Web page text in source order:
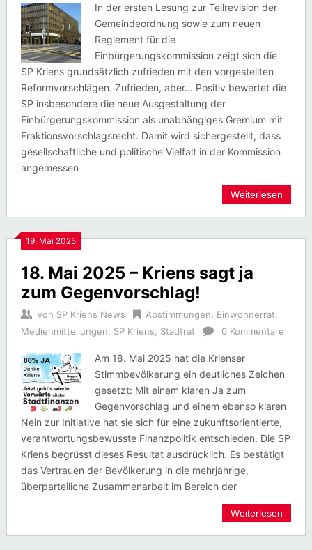
In der ersten Lesung zur Teilrevision der
Gemeindeordnung sowie zum neuen
Reglement für die
Einbürgerungskommission zeigt sich die
SP Kriens grundsätzlich zufrieden mit den vorgestellten
Reformvorschlägen. Zufrieden, aber… Positiv bewertet die
SP insbesondere die neue Ausgestaltung der
Einbürgerungskommission als unabhängiges Gremium mit
Fraktionsvorschlagsrecht. Damit wird sichergestellt, dass
gesellschaftliche und politische Vielfalt in der Kommission
angemessen
Weiterlesen
19. Mai 2025
18. Mai 2025 – Kriens sagt ja
zum Gegenvorschlag!
Von SP Kriens News Abstimmungen Einwohnerrat
Medienmitteilungen
SP Kriens Stadtrat 0 Kommentare
Am 18. Mai 2025 hat die Krienser
Stimmbevölkerung ein deutliches Zeichen
gesetzt: Mit einem klaren Ja zum
Gegenvorschlag und einem ebenso klaren
Nein zur Initiative hat sie sich für eine zukunftsorientierte,
verantwortungsbewusste Finanzpolitik entschieden. Die SP
Kriens begrüsst dieses Resultat ausdrücklich. Es bestätigt
das Vertrauen der Bevölkerung in die mehrjährige,
überparteiliche Zusammenarbeit im Bereich der
Weiterlesen